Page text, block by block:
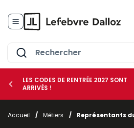
le sous-menu Vos métiers
LES CODES DE RENTRÉE 2027 SONT
ARRIVÉS !
Accueil / Métiers / Représentants